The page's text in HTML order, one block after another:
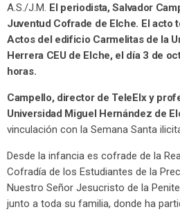
A.S./J.M. El periodista, Salvador
Juventud Cofrade de Elche. El acto
Actos del edificio Carmelitas de la
Herrera CEU de Elche, el día 3 de
horas.
Campello, director de TeleElx y
Universidad Miguel Hernández de
vinculación con la Semana Santa
Desde la infancia es cofrade de la
Cofradía de los Estudiantes de la
Nuestro Señor Jesucristo de la
junto a toda su familia, donde ha